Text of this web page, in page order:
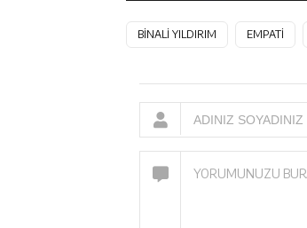
BİNALİ YILDIRIM EMPATİ